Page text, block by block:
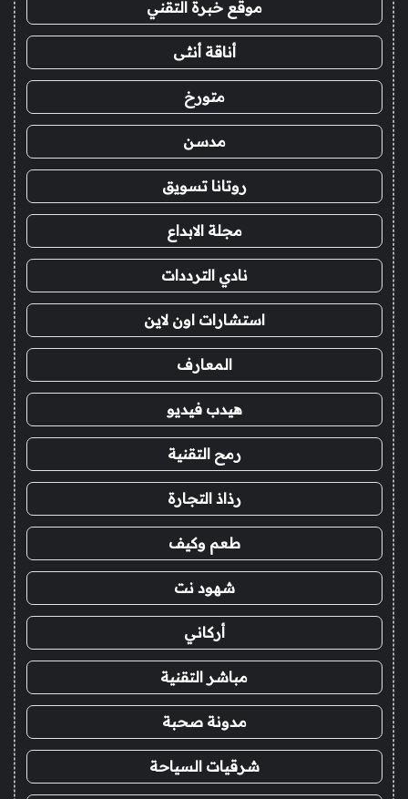
موقع خبرة التقني
أناقة أنثى
متورخ
مدسن
روتانا تسويق
مجلة الابداع
نادي الترددات
استشارات اون لاين
المعارف
هيدب فيديو
رمح التقنية
رذاذ التجارة
طعم وكيف
شهود نت
أركاني
مباشر التقنية
مدونة صحبة
شرقيات السياحة